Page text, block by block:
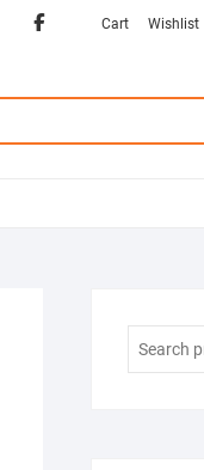
Facebook
twitter
Cart Wishlist